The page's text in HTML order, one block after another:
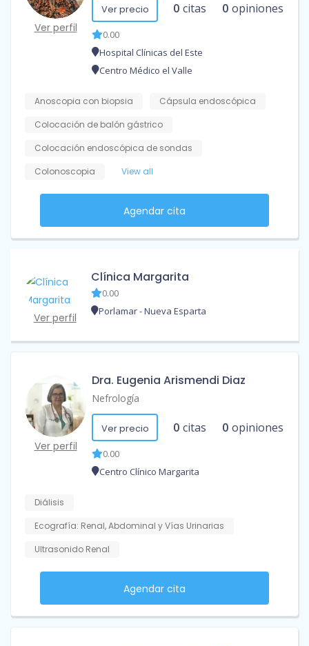
Ver perfil
Ver precio 0 citas 0 opiniones
0.00
Hospital Clínicas del Este
Centro Médico el Valle
Anoscopia con biopsia
Cápsula endoscópica
Colocación de balón gástrico
Colocación endoscópica de sondas
Colonoscopia
View all
Agendar cita
Ver perfil
Clínica Margarita
0.00
Porlamar - Nueva Esparta
Ver perfil
Dra. Eugenia Arismendi Diaz
Nefrología
Ver precio 0 citas 0 opiniones
0.00
Centro Clínico Margarita
Diálisis
Ecografía: Renal, Abdominal y Vías Urinarias
Ultrasonido Renal
Agendar cita